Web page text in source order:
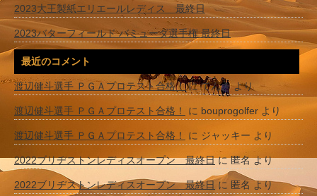
2023大王製紙エリエールレディス 最終日
2023バターフィールド バミューダ選手権 最終日
最近のコメント
渡辺健斗選手 ＰＧＡプロテスト合格！にてんきより
渡辺健斗選手 ＰＧＡプロテスト合格！ に bouprogolfer より
渡辺健斗選手 ＰＧＡプロテスト合格！ に ジャッキー より
2022ブリヂストンレディスオープン 最終日に匿名より
2022ブリヂストンレディスオープン 最終日 に 匿名より